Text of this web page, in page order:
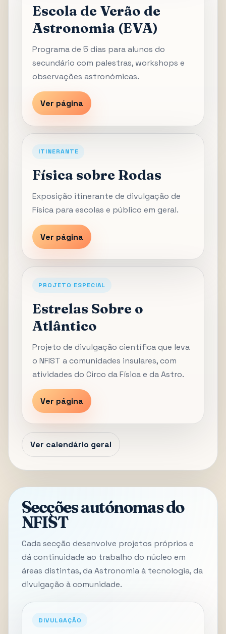
Escola de Verão de
Astronomia (EVA)
Programa de 5 dias para alunos do
secundário com palestras, workshops e
observações astronómicas.
Ver página
ITINERANTE
Física sobre Rodas
Exposição itinerante de divulgação de
Física para escolas e público em geral.
Ver página
PROJETO ESPECIAL
Estrelas Sobre o
Atlântico
Projeto de divulgação científica que leva
o NFIST a comunidades insulares, com
atividades do Circo da Física e da Astro.
Ver página
Ver calendário geral
Secções autónomas do
NFIST
Cada secção desenvolve projetos próprios e
dá continuidade ao trabalho do núcleo em
áreas distintas, da Astronomia à tecnologia, da
divulgação à comunidade.
DIVULGAÇÃO